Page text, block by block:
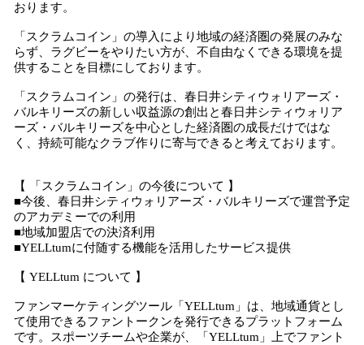
おります。
「スクラムコイン」の導入により地域の経済圏の発展のみな
らず、ラグビーをやりたい方が、不自由なくできる環境を提
供することを目標にしております。
「スクラムコイン」の発行は、春日井シティウォリアーズ・
バルキリーズの新しい収益源の創出と春日井シティウォリア
ーズ・バルキリーズを中心とした経済圏の成長だけではな
く、持続可能なクラブ作りに寄与できると考えております。
【 「スクラムコイン」の今後について 】
■今後、春日井シティウォリアーズ・バルキリーズで運営予定
のアカデミーでの利用
■地域加盟店での決済利用
■YELLtumに付随する機能を活用したサービス提供
【 YELLtum について 】
ファンマーケティングツール「YELLtum」は、地域通貨とし
て使用できるファントークンを発行できるプラットフォーム
です。スポーツチームや企業が、「YELLtum」上でファント